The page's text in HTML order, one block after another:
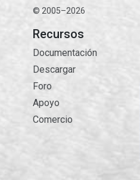
© 2005–2026
Recursos
Documentación
Descargar
Foro
Apoyo
Comercio